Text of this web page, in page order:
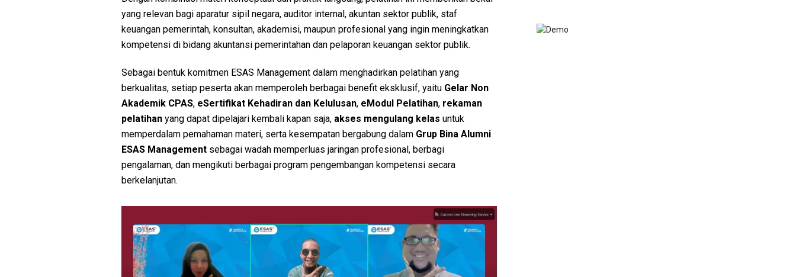
yang relevan bagi aparatur sipil negara, auditor internal, akuntan sektor publik, staf
keuangan pemerintah, konsultan, akademisi, maupun profesional yang ingin meningkatkan
kompetensi di bidang akuntansi pemerintahan dan pelaporan keuangan sektor publik.
Sebagai bentuk komitmen ESAS Management dalam menghadirkan pelatihan yang
berkualitas, setiap peserta akan memperoleh berbagai benefit eksklusif, yaitu Gelar Non
Akademik CPAS, eSertifikat Kehadiran dan Kelulusan, eModul Pelatihan, rekaman
pelatihanyang dapat dipelajari kembali kapan saja, akses mengulang kelas untuk
memperdalam pemahaman materi, serta kesempatan bergabung dalam Grup Bina Alumni
ESAS Managementsebagai wadah memperluas jaringan profesional, berbagi
pengalaman, dan mengikuti berbagai program pengembangan kompetensi secara
berkelanjutan.